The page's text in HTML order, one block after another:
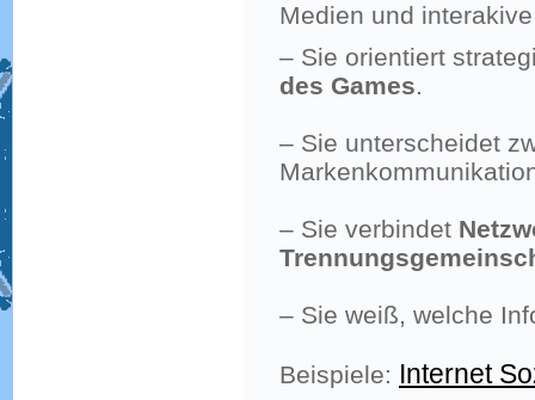
Medien und
– Sie orientiert
des Games.
– Sie unterscheidet
– Sie verbindet
– Sie weiß, welche
Beispiele: Internet